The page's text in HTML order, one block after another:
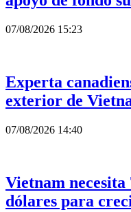
07/08/2026 15:23
Experta
exterior de
07/08/2026 14:40
Vietnam
dólares para